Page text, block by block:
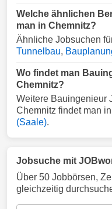
Welche ähnlichen
man in Chemnitz?
Ähnliche Jobsuchen
Tunnelbau,
Wo findet man
Chemnitz?
Weitere Bauingenieur
Chemnitz findet man in
(Saale).
Jobsuche mit
Über 50 Jobbörsen,
gleichzeitig